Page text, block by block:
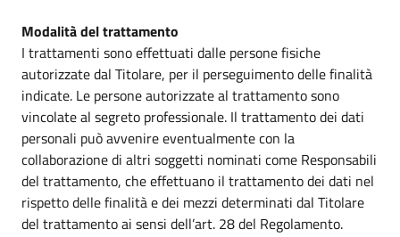
Modalità del trattamento
I trattamenti sono effettuati dalle persone fisiche
autorizzate dal Titolare, per il perseguimento delle finalità
indicate. Le persone autorizzate al trattamento sono
vincolate al segreto professionale. Il trattamento dei dati
personali può avvenire eventualmente con la
collaborazione di altri soggetti nominati come Responsabili
del trattamento, che effettuano il trattamento dei dati nel
rispetto delle finalità e dei mezzi determinati dal Titolare
del trattamento ai sensi dell’art. 28 del Regolamento.